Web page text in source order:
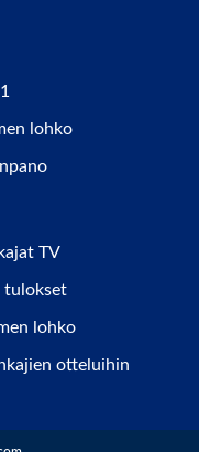
lohko
TV
tulokset
lohko
otteluihin